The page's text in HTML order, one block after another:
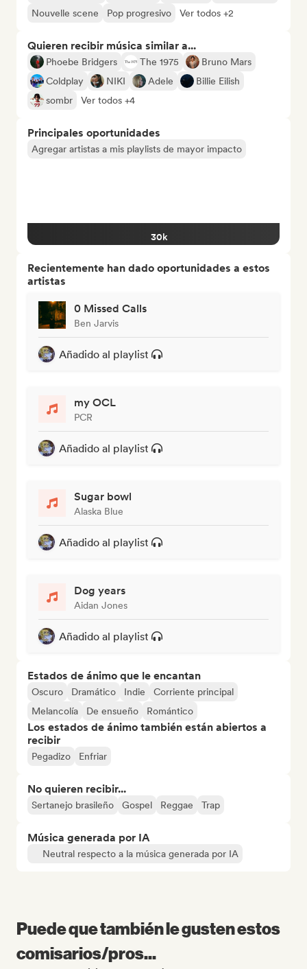
Nouvelle scene
Pop progresivo Ver todos +2
Quieren recibir música similar a...
Phoebe Bridgers The 1975
Bruno Mars
Coldplay
NIKI Adele
Billie Eilish
sombr
Ver todos +4
Principales oportunidades
Agregar artistas a mis playlists de mayor impacto
30k
Recientemente han dado oportunidades a estos
artistas
0 Missed Calls
Ben Jarvis
Añadido al playlist
my OCL
PCR
Añadido al playlist
Sugar bowl
Alaska Blue
Añadido al playlist
Dog years
Aidan Jones
Añadido al playlist
Estados de ánimo que le encantan
Oscuro Dramático Indie
Corriente principal
Melancolía
De ensueño Romántico
Los estados de ánimo también están abiertos a
recibir
Pegadizo Enfriar
No quieren recibir...
Sertanejo brasileño Gospel Reggae Trap
Música generada por IA
Neutral respecto a la música generada por IA
Puede que también le gusten estos
comisarios/pros...